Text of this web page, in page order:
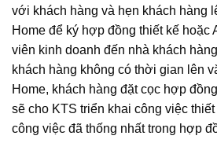
với khách hàng và hẹn khách hàng
Home để ký hợp đồng thiết kế hoặc
viên kinh doanh đến nhà khách
khách hàng không có thời gian lên
Home, khách hàng đặt cọc hợp
sẽ cho KTS triển khai công việc
công việc đã thống nhất trong hợp